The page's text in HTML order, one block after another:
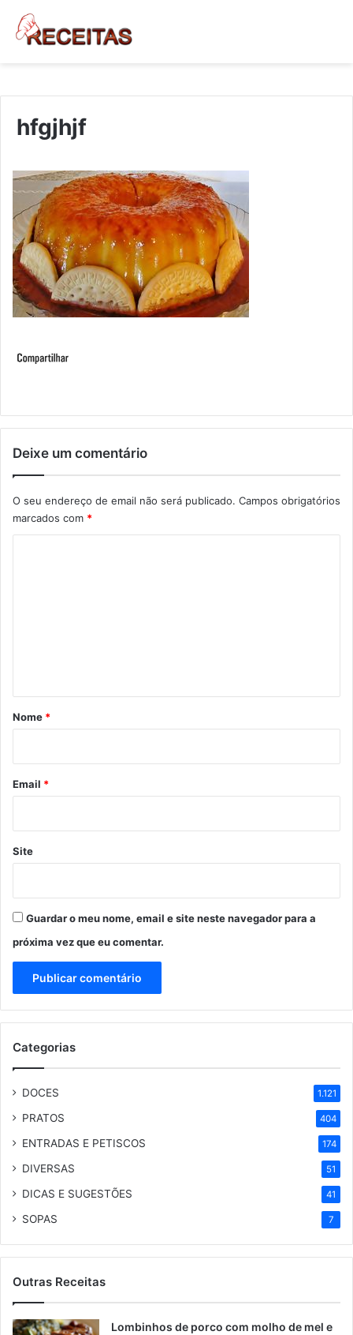
hfgjhjf
Deixe um comentário
O seu endereço de email não será publicado. Campos obrigatórios
marcados com *
r
*
Nome *
Email *
Site
Guardar o meu nome, email e site neste navegador para a
próxima vez que eu comentar.
Categorias
DOCES 1.121
PRATOS 404
ENTRADAS E PETISCOS 174
DIVERSAS 51
DICAS E SUGESTÕES 41
SOPAS 7
Outras Receitas
Lombinhos de porco com molho de mel e